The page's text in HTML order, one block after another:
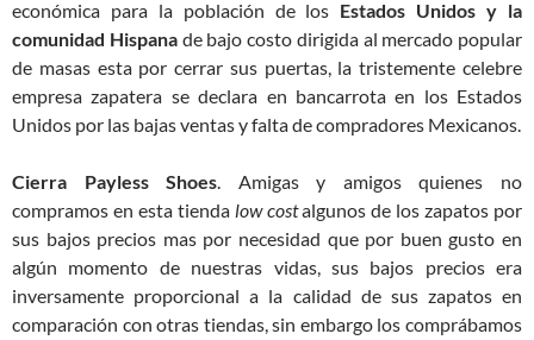
económica para la población de los Estados Unidos y la
comunidad Hispanade bajo costo dirigida al mercado popular
de masas esta por cerrar sus puertas, la tristemente celebre
empresa zapatera se declara en bancarrota en los Estados
Unidos por las bajas ventas y falta de compradores Mexicanos.
Cierra Payless Shoes. Amigas y amigos quienes no
compramos en esta tienda low costalgunos de los zapatos por
sus bajos precios mas por necesidad que por buen gusto en
algún momento de nuestras vidas, sus bajos precios era
inversamente proporcional a la calidad de sus zapatos en
comparación con otras tiendas, sin embargo los comprábamos